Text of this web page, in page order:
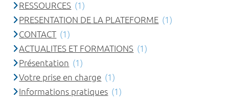
RESSOURCES (1)
PRESENTATION DE LA PLATEFORME (1)
CONTACT (1)
ACTUALITES ET FORMATIONS (1)
Présentation (1)
Votre prise en charge (1)
Informations pratiques (1)